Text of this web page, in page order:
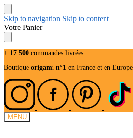
Skip to navigation Skip to content
Votre Panier
+ 17 500 commandes livrées
Boutique origami n°1 en France et en Europe
MENU